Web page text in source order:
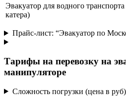
Эвакуатор для водного
катера)
Прайс-лист: “Эвакуатор по
Тарифы на перевозку на
манипуляторе
Сложность погрузки (цена в руб)